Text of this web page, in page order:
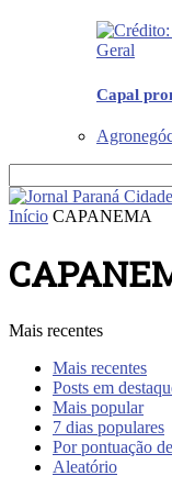
Geral
Capal
Início CAPANEMA
Mais recentes
Mais recentes
Posts em
Mais popular
7 dias populares
Por pontuação
Aleatório